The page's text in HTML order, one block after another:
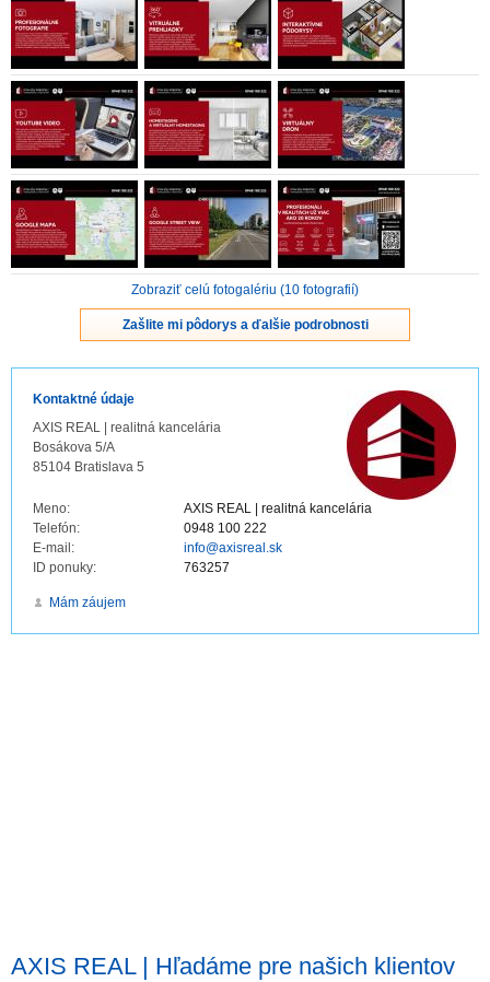
ZVÝRAZNENIE REALITNÝCH INZERÁTOV
REKLAMA
PARTNERI
OBCHODNÉ PODMIENKY
KONTAKT
Zobraziť celú fotogalériu (10 fotografií)
Zašlite mi pôdorys a ďalšie podrobnosti
Kontaktné údaje
AXIS REAL | realitná kancelária
Bosákova 5/A
85104 Bratislava 5
Meno:
AXIS REAL | realitná kancelária
Telefón:
0948 100 222
E-mail:
info@axisreal.sk
ID ponuky:
763257
Mám záujem
AXIS REAL | Hľadáme pre našich klientov